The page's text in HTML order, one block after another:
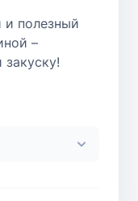
и полезный
–